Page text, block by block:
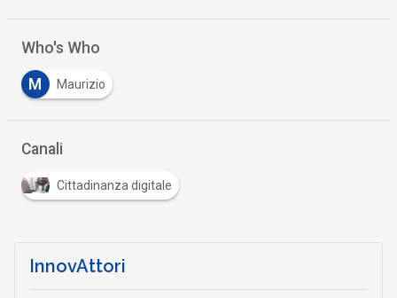
Who's Who
M Maurizio
Canali
Cittadinanza digitale
InnovAttori